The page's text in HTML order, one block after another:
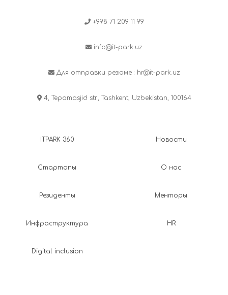
+998 71 209 11 99
info@it-park.uz
Для отправки резюме : hr@it-park.uz
4, Tepamasjid str., Tashkent, Uzbekistan, 100164
ITPARK 360
Стартапы
Резиденты
Инфраструктура
Digital inclusion
Новости
О нас
Менторы
HR